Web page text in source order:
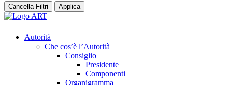
Cancella Filtri Applica
Autorità
Che cos’è l’Autorità
Consiglio
Presidente
Componenti
Organigramma